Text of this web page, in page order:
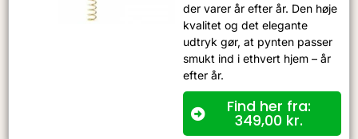
der varer år efter år. Den høje
kvalitet og det elegante
udtryk gør, at pynten passer
smukt ind i ethvert hjem – år
efter år.
Find her fra:
349,00 kr.